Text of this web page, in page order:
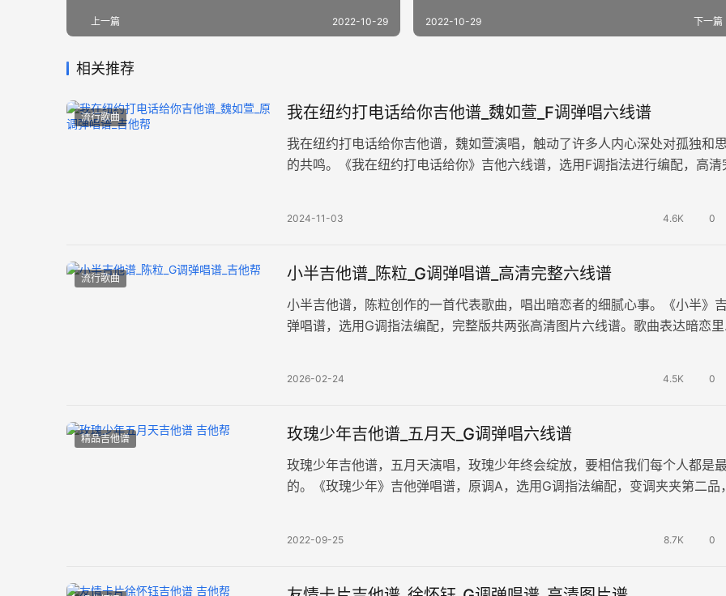
上一篇 2022-10-29 下一篇
2022-10-29
相关推荐
流行歌曲 我在纽约打电话给你吉他谱_魏如萱_F调弹唱六线谱
我在纽约打电话给你吉他谱，魏如萱演唱，触动了许多人内心深处对孤独和
的共鸣。《我在纽约打电话给你》吉他六线谱，选用F调指法进行编配，高清
2024-11-03 4.6K 0
流行歌曲 小半吉他谱_陈粒_G调弹唱谱_高清完整六线谱
小半吉他谱，陈粒创作的一首代表歌曲，唱出暗恋者的细腻心事。《小半》
弹唱谱，选用G调指法编配，完整版共两张高清图片六线谱。歌曲表达暗恋里
2026-02-24 4.5K 0
精品吉他谱 玫瑰少年吉他谱_五月天_G调弹唱六线谱
玫瑰少年吉他谱，五月天演唱，玫瑰少年终会绽放，要相信我们每个人都是
的。《玫瑰少年》吉他弹唱谱，原调A，选用G调指法编配，变调夹夹第二品
2022-09-25 8.7K 0